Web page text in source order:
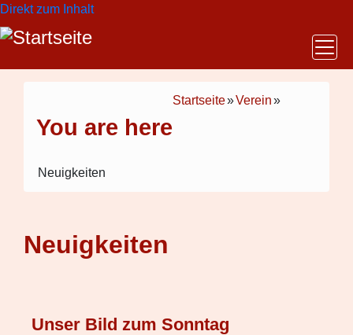
Direkt zum Inhalt
You are here
Startseite»Verein»
Neuigkeiten
Neuigkeiten
Unser Bild zum Sonntag